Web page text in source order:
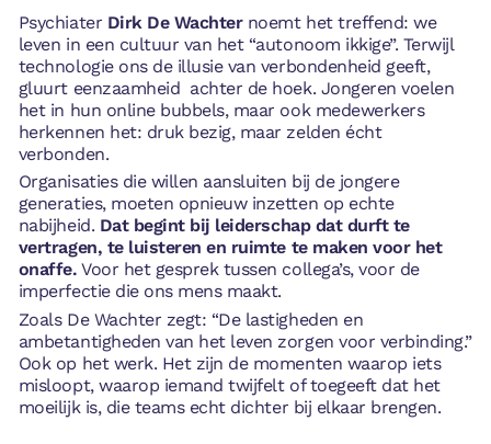
Psychiater Dirk De Wachternoemt het treffend: we
leven in een cultuur van het “autonoom ikkige”. Terwijl
technologie ons de illusie van verbondenheid geeft,
gluurt eenzaamheid achter de hoek. Jongeren voelen
het in hun online bubbels, maar ook medewerkers
herkennen het: druk bezig, maar zelden écht
verbonden.
Organisaties die willen aansluiten bij de jongere
generaties, moeten opnieuw inzetten op echte
nabijheid. Dat begint bij leiderschap dat durft te
vertragen, te luisteren en ruimte te maken voor het
onaffe. Voor het gesprek tussen collega’s, voor de
imperfectie die ons mens maakt.
Zoals De Wachter zegt: “De lastigheden en
ambetantigheden van het leven zorgen voor verbinding.”
Ook op het werk. Het zijn de momenten waarop iets
misloopt, waarop iemand twijfelt of toegeeft dat het
moeilijk is, die teams echt dichter bij elkaar brengen.